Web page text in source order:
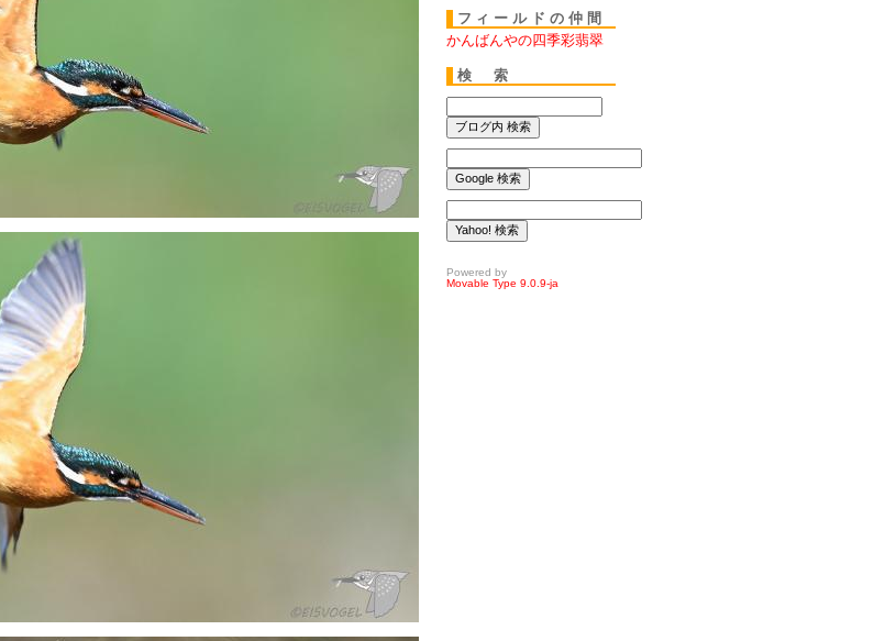
フィールドの仲間
かんばんやの四季彩翡翠
検 索
Powered by
Movable Type 9.0.9-ja